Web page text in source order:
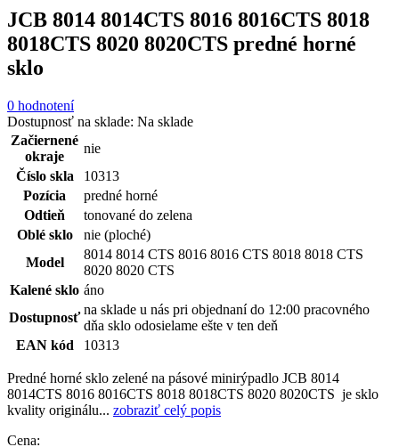
JCB 8014 8014CTS 8016 8016CTS 8018
8018CTS 8020 8020CTS predné horné
sklo
0 hodnotení
Dostupnosť na sklade: Na sklade
Začiernené
okraje
nie
Číslo skla
10313
Pozícia
predné horné
Odtieň
tonované do zelena
Oblé sklo
nie (ploché)
Model
8014 8014 CTS 8016 8016 CTS 8018 8018 CTS
8020 8020 CTS
Kalené sklo áno
Dostupnosť
na sklade u nás pri objednaní do 12:00 pracovného
dňa sklo odosielame ešte v ten deň
EAN kód
10313
Predné horné sklo zelené na pásové minirýpadlo JCB 8014
8014CTS 8016 8016CTS 8018 8018CTS 8020 8020CTS je sklo
kvality originálu... zobraziť celý popis
Cena: